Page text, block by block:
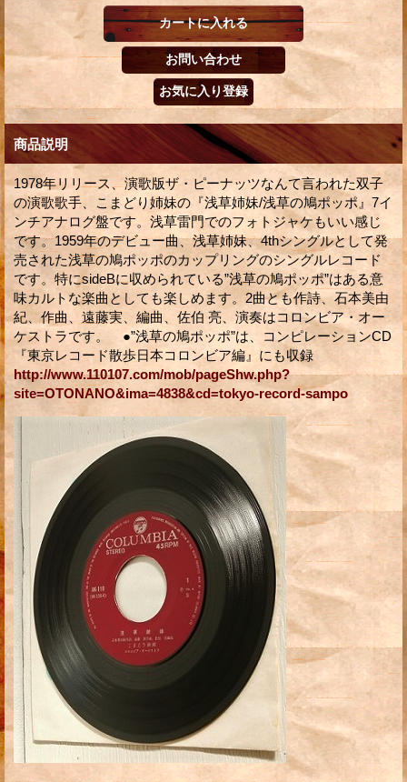
商品説明
1978年リリース、演歌版ザ・ピーナッツなんて言われた双子
の演歌歌手、こまどり姉妹の『浅草姉妹/浅草の鳩ポッポ』7イ
ンチアナログ盤です。浅草雷門でのフォトジャケもいい感じ
です。1959年のデビュー曲、浅草姉妹、4thシングルとして発
売された浅草の鳩ポッポのカップリングのシングルレコード
です。特にsideBに収められている”浅草の鳩ポッポ”はある意
味カルトな楽曲としても楽しめます。2曲とも作詩、石本美由
紀、作曲、遠藤実、編曲、佐伯 亮、演奏はコロンビア・オー
ケストラです。 ●”浅草の鳩ポッポ”は、コンピレーションCD
『東京レコード散歩日本コロンビア編』にも収録
http://www.110107.com/mob/pageShw.php?
site=OTONANO&ima=4838&cd=tokyo-record-sampo